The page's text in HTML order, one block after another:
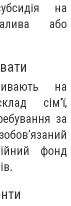
на
або
на
сім’ї,
за
фонд